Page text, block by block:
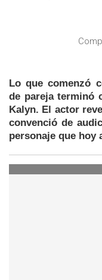
Lo que comenzó
de pareja terminó
Kalyn. El actor
convenció de
personaje que hoy